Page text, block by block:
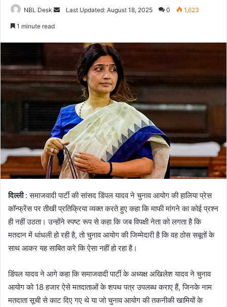
NBL Desk
SendLast Updated: August 18, 2025 0 1,623
1 minute read
दिल्ली: समाजवादी पार्टी की सांसद डिंपल यादव ने चुनाव आयोग की हालिया प्रेस
कॉन्फ्रेंस पर तीखी प्रतिक्रिया व्यक्त करते हुए कहा कि माफी मांगने का कोई प्रश्न
ही नहीं उठता। उन्होंने स्पष्ट रूप से कहा कि जब विपक्षी नेता को लगता है कि
मतदान में धांधली हो रही है, तो चुनाव आयोग की जिम्मेदारी है कि वह ठोस सबूतों के
साथ आकर यह साबित करे कि ऐसा नहीं हो रहा है।
डिंपल यादव ने आगे कहा कि समाजवादी पार्टी के अध्यक्ष अखिलेश यादव ने चुनाव
आयोग को 18 हजार ऐसे मतदाताओं के शपथ पत्र उपलब्ध कराए हैं, जिनके नाम
मतदाता सूची से काट दिए गए थे या जो चुनाव आयोग की तकनीकी खामियों के